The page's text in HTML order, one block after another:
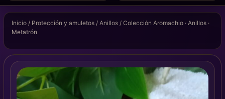
Inicio / Protección y amuletos / Anillos / Colección Aromachio · Anillos ·
Metatrón